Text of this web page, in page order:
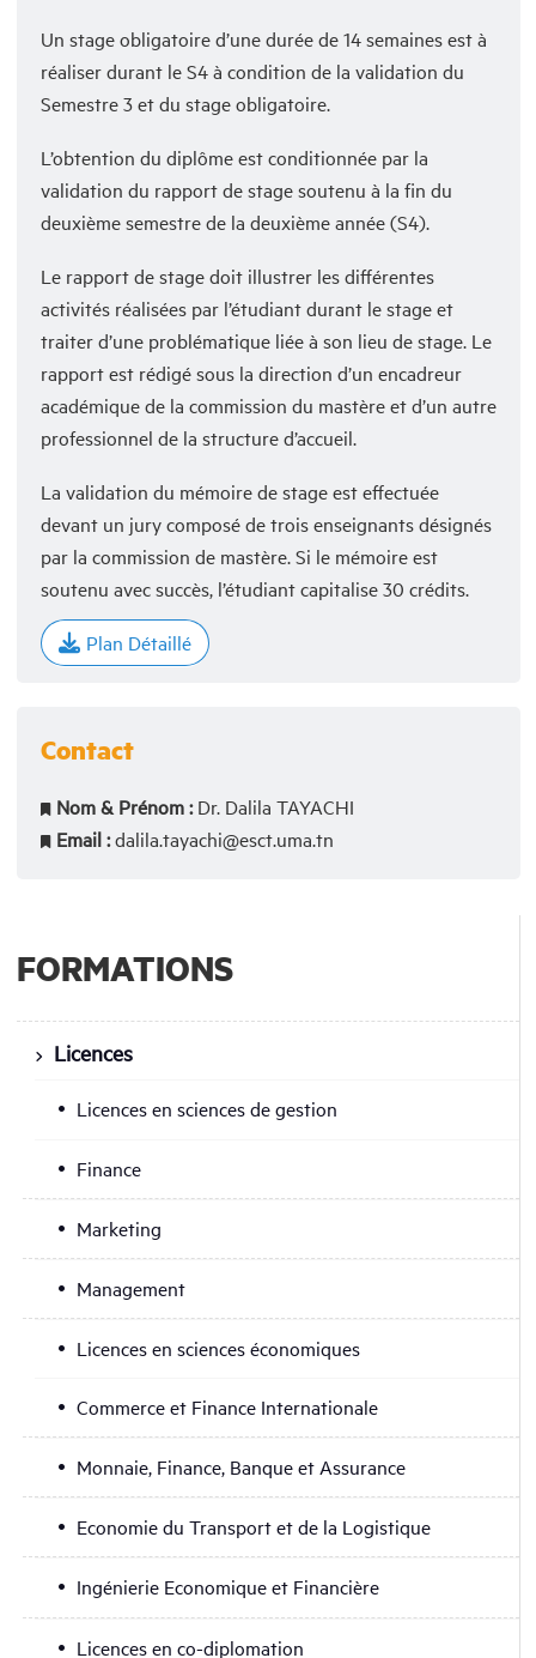
FORMATIONS
Licences
Licences en sciences de gestion
Finance
Marketing
Management
Licences en sciences économiques
Commerce et Finance Internationale
Monnaie, Finance, Banque et Assurance
Economie du Transport et de la Logistique
Ingénierie Economique et Financière
Licences en co-diplomation
Un stage obligatoire d’une durée de 14 semaines est à
réaliser durant le S4 à condition de la validation du
Semestre 3 et du stage obligatoire.
L’obtention du diplôme est conditionnée par la
validation du rapport de stage soutenu à la fin du
deuxième semestre de la deuxième année (S4).
Le rapport de stage doit illustrer les différentes
activités réalisées par l’étudiant durant le stage et
traiter d’une problématique liée à son lieu de stage. Le
rapport est rédigé sous la direction d’un encadreur
académique de la commission du mastère et d’un autre
professionnel de la structure d’accueil.
La validation du mémoire de stage est effectuée
devant un jury composé de trois enseignants désignés
par la commission de mastère. Si le mémoire est
soutenu avec succès, l’étudiant capitalise 30 crédits.
Plan Détaillé
Contact
Nom & Prénom :Dr. Dalila TAYACHI
Email :dalila.tayachi@esct.uma.tn